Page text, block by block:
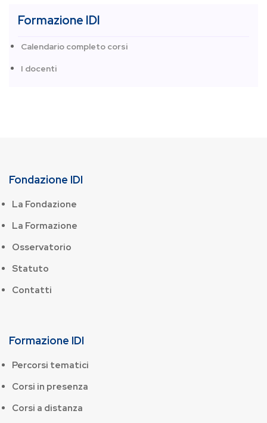
Formazione IDI
Calendario completo corsi
I docenti
Fondazione IDI
La Fondazione
La Formazione
Osservatorio
Statuto
Contatti
Formazione IDI
Percorsi tematici
Corsi in presenza
Corsi a distanza